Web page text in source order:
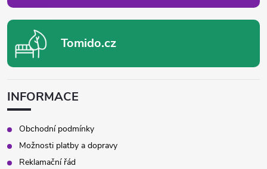
Tomido.cz
INFORMACE
Obchodní podmínky
Možnosti platby a dopravy
Reklamační řád